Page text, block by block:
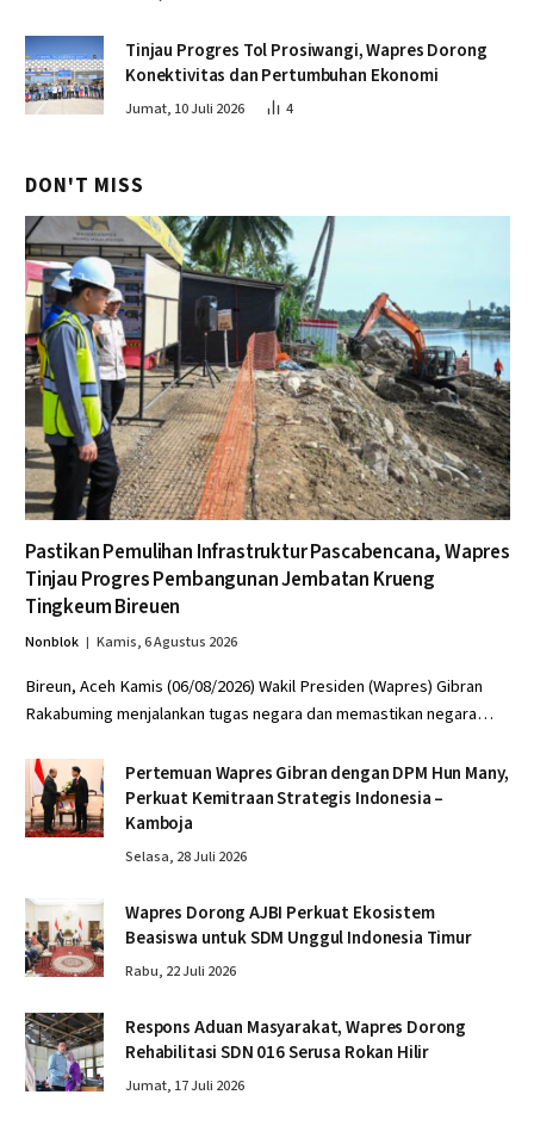
Tinjau Progres Tol Prosiwangi, Wapres Dorong
Konektivitas dan Pertumbuhan Ekonomi
Jumat, 10 Juli 2026 4
DON'T MISS
Pastikan Pemulihan Infrastruktur Pascabencana, Wapres
Tinjau Progres Pembangunan Jembatan Krueng
Tingkeum Bireuen
Nonblok Kamis, 6 Agustus 2026
Bireun, Aceh Kamis (06/08/2026) Wakil Presiden (Wapres) Gibran
Rakabuming menjalankan tugas negara dan memastikan negara…
Pertemuan Wapres Gibran dengan DPM Hun Many,
Perkuat Kemitraan Strategis Indonesia –
Kamboja
Selasa, 28 Juli 2026
Wapres Dorong AJBI Perkuat Ekosistem
Beasiswa untuk SDM Unggul Indonesia Timur
Rabu, 22 Juli 2026
Respons Aduan Masyarakat, Wapres Dorong
Rehabilitasi SDN 016 Serusa Rokan Hilir
Jumat, 17 Juli 2026